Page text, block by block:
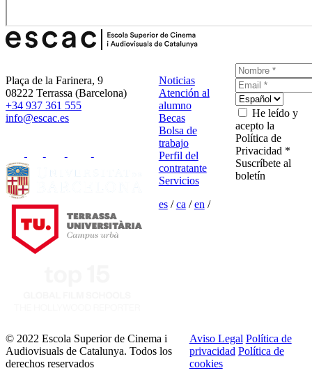
Plaça de la Farinera, 9
08222 Terrassa (Barcelona)
+34 937 361 555
info@escac.es
Noticias
Atención al
alumno
Becas
Bolsa de
trabajo
Perfil del
contratante
Servicios
es/ca /en /
He leído y
acepto la
Política de
Privacidad *
Suscríbete al
boletín
© 2022 Escola Superior de Cinema i
Audiovisuals de Catalunya. Todos los
derechos reservados
Aviso Legal Política de
privacidad Política de
cookies